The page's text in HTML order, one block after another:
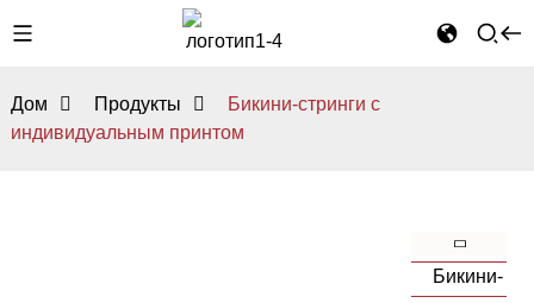
Дом Продукты
Бикини-стринги с
индивидуальным принтом